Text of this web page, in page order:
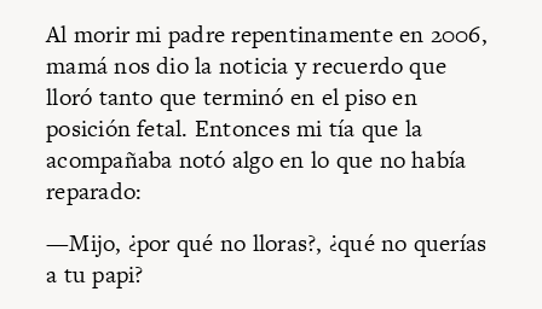
Al morir mi padre repentinamente en 2006,
mamá nos dio la noticia y recuerdo que
lloró tanto que terminó en el piso en
posición fetal. Entonces mi tía que la
acompañaba notó algo en lo que no había
reparado:
—Mijo, ¿por qué no lloras?, ¿qué no querías
a tu papi?